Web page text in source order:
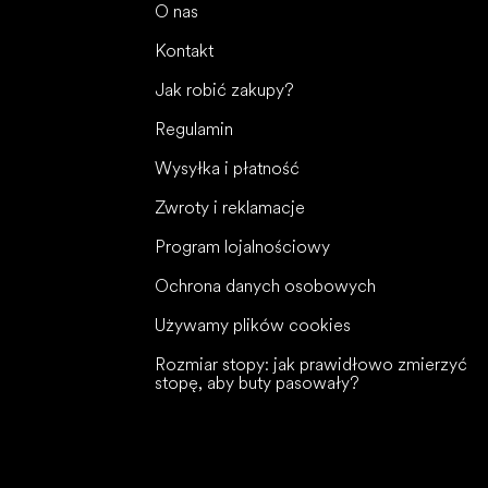
O nas
Kontakt
Jak robić zakupy?
Regulamin
Wysyłka i płatność
Zwroty i reklamacje
Program lojalnościowy
Ochrona danych osobowych
Używamy plików cookies
Rozmiar stopy: jak prawidłowo zmierzyć
stopę, aby buty pasowały?